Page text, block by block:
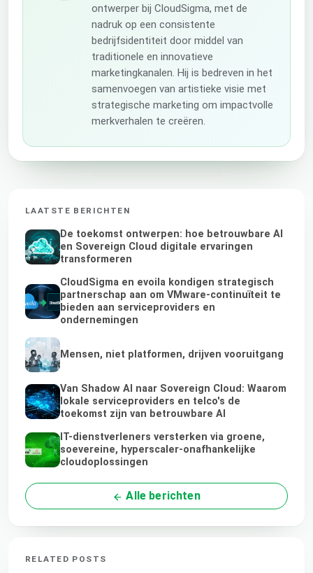
ontwerper bij CloudSigma, met de
nadruk op een consistente
bedrijfsidentiteit door middel van
traditionele en innovatieve
marketingkanalen. Hij is bedreven in het
samenvoegen van artistieke visie met
strategische marketing om impactvolle
merkverhalen te creëren.
LAATSTE BERICHTEN
De toekomst ontwerpen: hoe betrouwbare AI
en Sovereign Cloud digitale ervaringen
transformeren
CloudSigma en evoila kondigen strategisch
partnerschap aan om VMware-continuïteit te
bieden aan serviceproviders en
ondernemingen
Mensen, niet platformen, drijven vooruitgang
Van Shadow AI naar Sovereign Cloud: Waarom
lokale serviceproviders en telco's de
toekomst zijn van betrouwbare AI
IT-dienstverleners versterken via groene,
soevereine, hyperscaler-onafhankelijke
cloudoplossingen
Alle berichten
RELATED POSTS